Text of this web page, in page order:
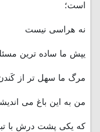
است؛
نه هراسی نیست
یپش ما ساده ترین
مرگ ما سهل تر از
من به این باغ می
كه یكی پشت درش با